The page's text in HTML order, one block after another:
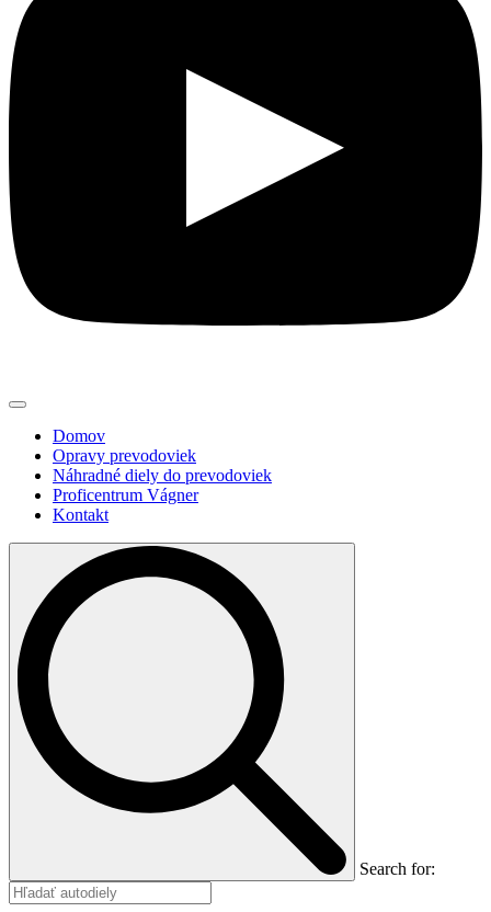
Domov
Opravy prevodoviek
Náhradné diely do prevodoviek
Proficentrum Vágner
Kontakt
Search for: